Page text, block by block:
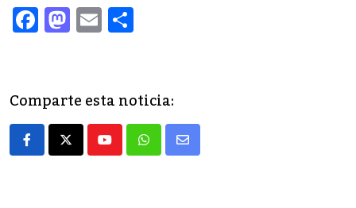
F
a
e
b
o
M
a
o
d
o
E
m
l p
ar
tir
Comparte esta noticia:
YoutubeWhatsapp
Share